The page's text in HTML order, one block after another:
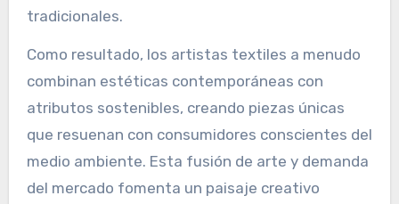
tradicionales.
Como resultado, los artistas textiles a menudo
combinan estéticas contemporáneas con
atributos sostenibles, creando piezas únicas
que resuenan con consumidores conscientes del
medio ambiente. Esta fusión de arte y demanda
del mercado fomenta un paisaje creativo